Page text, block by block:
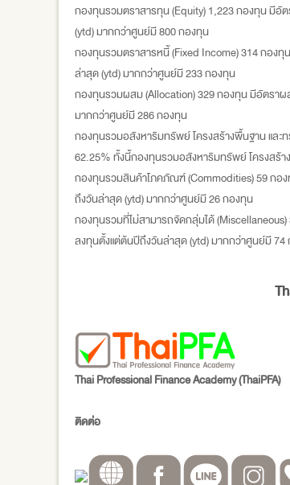
กองทุนรวมตราสารทุน (Equity) 1,223 กองทุน มี
(ytd) มากกว่าศูนย์มี 800 กองทุน
กองทุนรวมตราสารหนี้ (Fixed Income) 314 กอ
ล่าสุด (ytd) มากกว่าศูนย์มี 233 กองทุน
กองทุนรวมผสม (Allocation) 329 กองทุน มีอัตรา
มากกว่าศูนย์มี 286 กองทุน
กองทุนรวมอสังหาริมทรัพย์ โครงสร้างพื้นฐาน แล
62.25% ทั้งนี้กองทุนรวมอสังหาริมทรัพย์ โครงสร้
กองทุนรวมสินค้าโภคภัณฑ์ (Commodities) 59 ก
ถึงวันล่าสุด (ytd) มากกว่าศูนย์มี 26 กองทุน
กองทุนรวมที่ไม่สามารถจัดกลุ่มได้
ลงทุนตั้งแต่ต้นปีถึงวันล่าสุด (ytd) มากกว่าศูนย์มี 74
Thai Professional Finance Academy (ThaiPFA)
ติดต่อ